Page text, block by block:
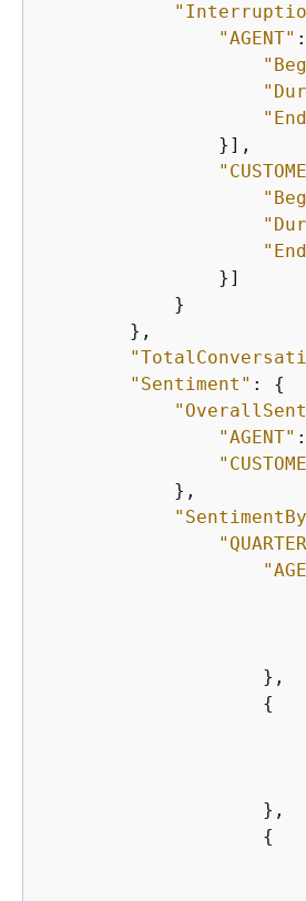
"AGENT"
                }],
                }]
            }
        },
"Sentiment" : {
"AGENT"
            },
                    },
{
                    },
{